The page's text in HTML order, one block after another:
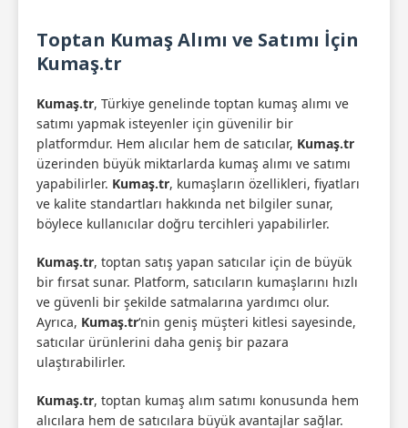
Toptan Kumaş Alımı ve Satımı İçin
Kumaş.tr
Kumaş.tr, Türkiye genelinde toptan kumaş alımı ve
satımı yapmak isteyenler için güvenilir bir
platformdur. Hem alıcılar hem de satıcılar, Kumaş.tr
üzerinden büyük miktarlarda kumaş alımı ve satımı
yapabilirler. Kumaş.tr, kumaşların özellikleri, fiyatları
ve kalite standartları hakkında net bilgiler sunar,
böylece kullanıcılar doğru tercihleri yapabilirler.
Kumaş.tr, toptan satış yapan satıcılar için de büyük
bir fırsat sunar. Platform, satıcıların kumaşlarını hızlı
ve güvenli bir şekilde satmalarına yardımcı olur.
Ayrıca, Kumaş.tr‘nin geniş müşteri kitlesi sayesinde,
satıcılar ürünlerini daha geniş bir pazara
ulaştırabilirler.
Kumaş.tr, toptan kumaş alım satımı konusunda hem
alıcılara hem de satıcılara büyük avantajlar sağlar.